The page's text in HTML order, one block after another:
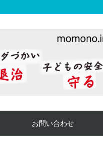
お問い合わせ